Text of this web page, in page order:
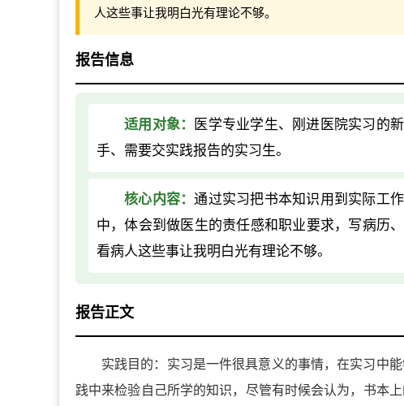
人这些事让我明白光有理论不够。
报告信息
适用对象：
医学专业学生、刚进医院实习的新
手、需要交实践报告的实习生。
核心内容：通过实习把书本知识用到实际工作
中，体会到做医生的责任感和职业要求，写病历、
看病人这些事让我明白光有理论不够。
报告正文
实践目的：实习是一件很具意义的事情，在实习中
践中来检验自己所学的知识，尽管有时候会认为，书本